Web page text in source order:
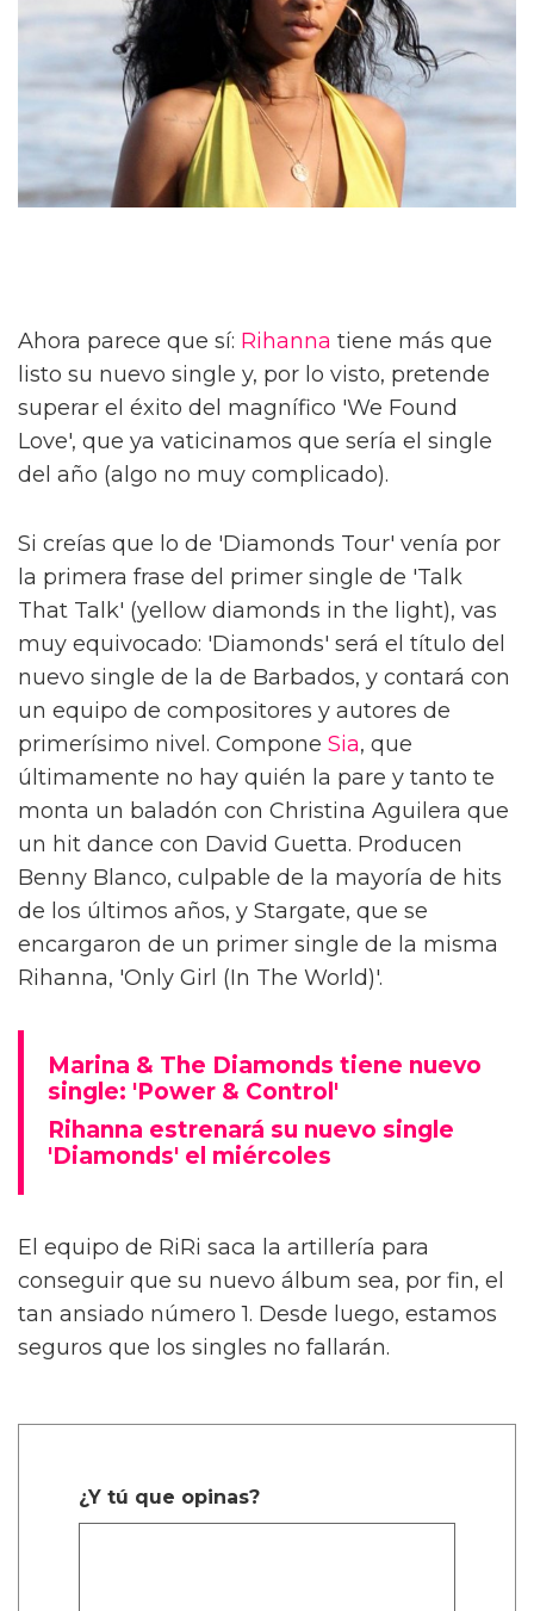
Ahora parece que sí: Rihanna tiene más que
listo su nuevo single y, por lo visto, pretende
superar el éxito del magnífico 'We Found
Love', que ya vaticinamos que sería el single
del año (algo no muy complicado).
Si creías que lo de 'Diamonds Tour' venía por
la primera frase del primer single de 'Talk
That Talk' (yellow diamonds in the light), vas
muy equivocado: 'Diamonds' será el título del
nuevo single de la de Barbados, y contará con
un equipo de compositores y autores de
primerísimo nivel. Compone Sia, que
últimamente no hay quién la pare y tanto te
monta un baladón con Christina Aguilera que
un hit dance con David Guetta. Producen
Benny Blanco, culpable de la mayoría de hits
de los últimos años, y Stargate, que se
encargaron de un primer single de la misma
Rihanna, 'Only Girl (In The World)'.
Marina & The Diamonds tiene nuevo
single: 'Power & Control'
Rihanna estrenará su nuevo single
'Diamonds' el miércoles
El equipo de RiRi saca la artillería para
conseguir que su nuevo álbum sea, por fin, el
tan ansiado número 1. Desde luego, estamos
seguros que los singles no fallarán.
¿Y tú que opinas?